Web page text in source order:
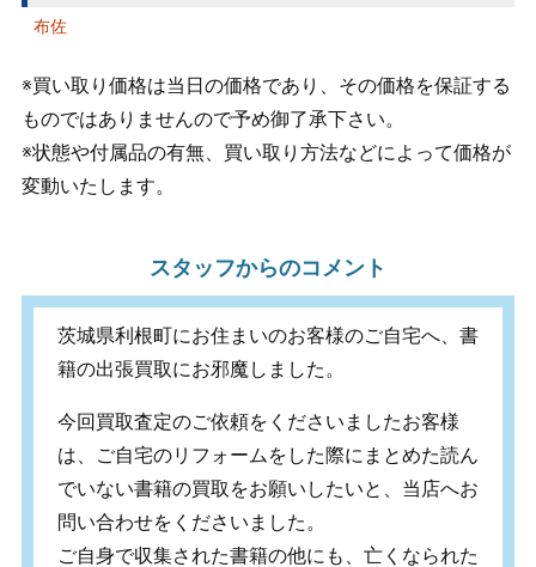
布佐
※買い取り価格は当日の価格であり、その価格を保証する
ものではありませんので予め御了承下さい。
※状態や付属品の有無、買い取り方法などによって価格が
変動いたします。
スタッフからのコメント
茨城県利根町にお住まいのお客様のご自宅へ、書
籍の出張買取にお邪魔しました。
今回買取査定のご依頼をくださいましたお客様
は、ご自宅のリフォームをした際にまとめた読ん
でいない書籍の買取をお願いしたいと、当店へお
問い合わせをくださいました。
ご自身で収集された書籍の他にも、亡くなられた